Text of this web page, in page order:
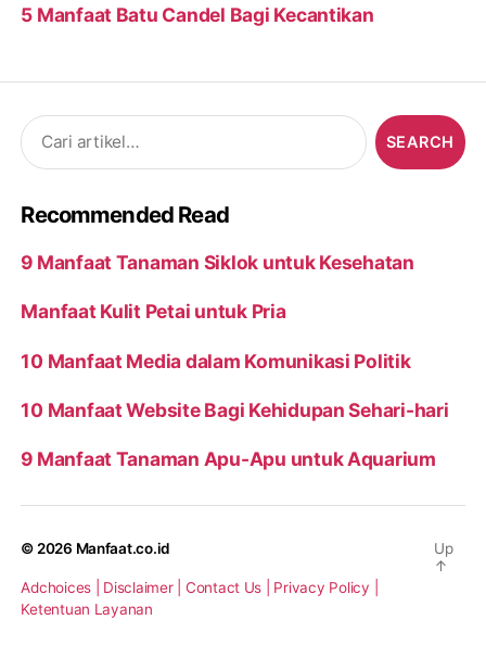
5 Manfaat Batu Candel Bagi Kecantikan
Search
for:
Recommended Read
9 Manfaat Tanaman Siklok untuk Kesehatan
Manfaat Kulit Petai untuk Pria
10 Manfaat Media dalam Komunikasi Politik
10 Manfaat Website Bagi Kehidupan Sehari-hari
9 Manfaat Tanaman Apu-Apu untuk Aquarium
© 2026 Manfaat.co.id
Adchoices | Disclaimer | Contact Us | Privacy Policy |
Ketentuan Layanan
Up
↑